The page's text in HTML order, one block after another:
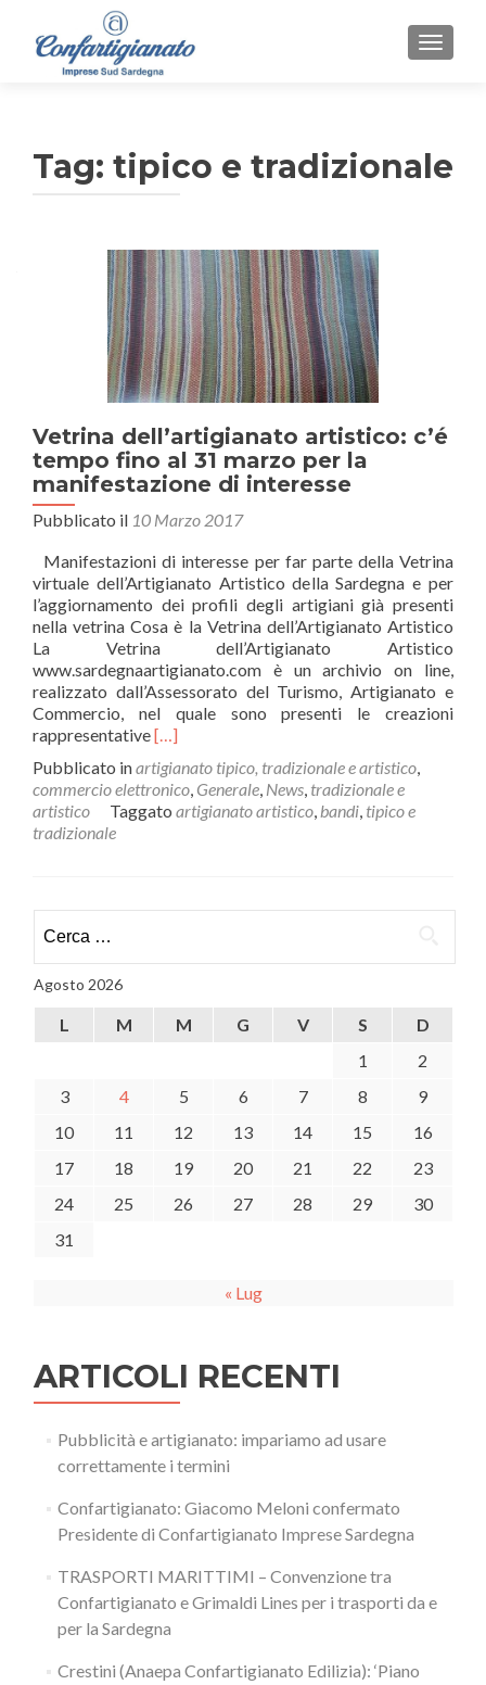
Tag: tipico e tradizionale
Vetrina dell’artigianato artistico: c’é
tempo fino al 31 marzo per la
manifestazione di interesse
Pubblicato il 10 Marzo 2017
Manifestazioni di interesse per far parte della Vetrina
virtuale dell’Artigianato Artistico della Sardegna e per
l’aggiornamento dei profili degli artigiani già presenti
nella vetrina Cosa è la Vetrina dell’Artigianato Artistico
La Vetrina dell’Artigianato Artistico
www.sardegnaartigianato.com è un archivio on line,
realizzato dall’Assessorato del Turismo, Artigianato e
Commercio, nel quale sono presenti le creazioni
rappresentativeLeggi
piùVetrina
dell’artigianato
artistico:
al
manifestazione
[…]
Pubblicato inartigianato tipico, tradizionale e artistico,
commercio elettronico, Generale, News, tradizionale e
artistico
Taggato artigianato artistico, bandi, tipico e
tradizionale
per:
Agosto 2026
L M M G V S
D
1
2
3
4 5 6 7 8
9
10
11 12 13 14 15
16
17
18 19 20 21 22
23
24
25 26 27 28 29
30
31
« Lug
ARTICOLI RECENTI
Pubblicità e artigianato: impariamo ad usare
correttamente i termini
Confartigianato: Giacomo Meloni confermato
Presidente di Confartigianato Imprese Sardegna
TRASPORTI MARITTIMI – Convenzione tra
Confartigianato e Grimaldi Lines per i trasporti da e
per la Sardegna
Crestini (Anaepa Confartigianato Edilizia): ‘Piano